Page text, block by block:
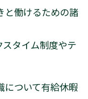
と働けるための諸
タイム制度やテ
について有給休暇